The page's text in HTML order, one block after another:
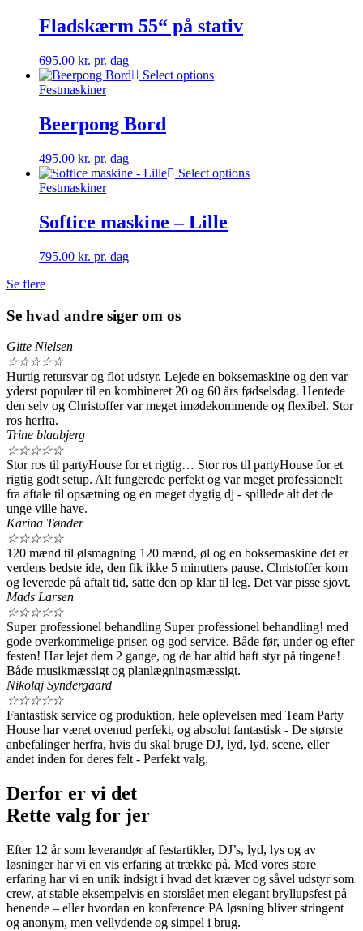
Fladskærm 55“ på stativ
695.00 kr. pr. dag
Select options
Festmaskiner
Beerpong Bord
495.00 kr. pr. dag
Select options
Festmaskiner
Softice maskine – Lille
795.00 kr. pr. dag
Se flere
Se hvad andre siger om os
Gitte Nielsen
☆☆☆☆☆
Hurtig retursvar og flot udstyr. Lejede en boksemaskine og den var
yderst populær til en kombineret 20 og 60 års fødselsdag. Hentede
den selv og Christoffer var meget imødekommende og flexibel. Stor
ros herfra.
Trine blaabjerg
☆☆☆☆☆
Stor ros til partyHouse for et rigtig… Stor ros til partyHouse for et
rigtig godt setup. Alt fungerede perfekt og var meget professionelt
fra aftale til opsætning og en meget dygtig dj - spillede alt det de
unge ville have.
Karina Tønder
☆☆☆☆☆
120 mænd til ølsmagning 120 mænd, øl og en boksemaskine det er
verdens bedste ide, den fik ikke 5 minutters pause. Christoffer kom
og leverede på aftalt tid, satte den op klar til leg. Det var pisse sjovt.
Mads Larsen
☆☆☆☆☆
Super professionel behandling Super professionel behandling! med
gode overkommelige priser, og god service. Både før, under og efter
festen! Har lejet dem 2 gange, og de har altid haft styr på tingene!
Både musikmæssigt og planlægningsmæssigt.
Nikolaj Syndergaard
☆☆☆☆☆
Fantastisk service og produktion, hele oplevelsen med Team Party
House har været ovenud perfekt, og absolut fantastisk - De største
anbefalinger herfra, hvis du skal bruge DJ, lyd, lyd, scene, eller
andet inden for deres felt - Perfekt valg.
Derfor er vi det
Rette valg for jer
Efter 12 år som leverandør af festartikler, DJ’s, lyd, lys og av
løsninger har vi en vis erfaring at trække på. Med vores store
erfaring har vi en unik indsigt i hvad det kræver og såvel udstyr som
crew, at stable eksempelvis en storslået men elegant bryllupsfest på
benende – eller hvordan en konference PA løsning bliver stringent
og anonym, men vellydende og simpel i brug.